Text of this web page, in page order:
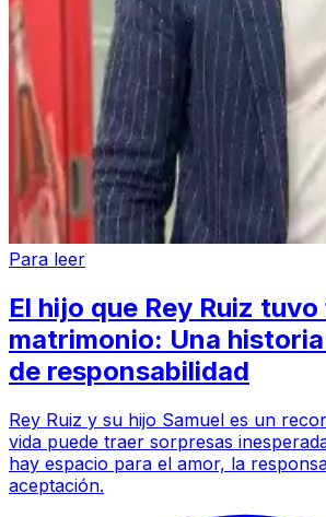
Para leer
El hijo que Rey Ruiz
matrimonio: Una
de responsabilidad
Rey Ruiz y su hijo Samuel es un
vida puede traer sorpresas
hay espacio para el amor, la
aceptación.